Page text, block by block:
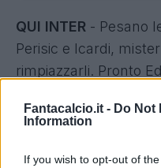
Fantacalcio.it - Do Not
Information
If you wish to opt-out of
QUI INTER - Pesano
Perisic e Icardi,
rimpiazzarli. Pronto
Palacio per
in attacco. Viva la
complice anche